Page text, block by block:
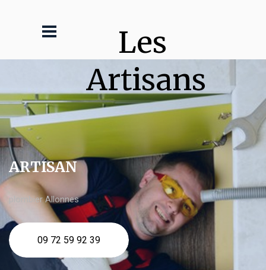
Les
Artisans
ARTISAN
plombier Allonnes
09 72 59 92 39